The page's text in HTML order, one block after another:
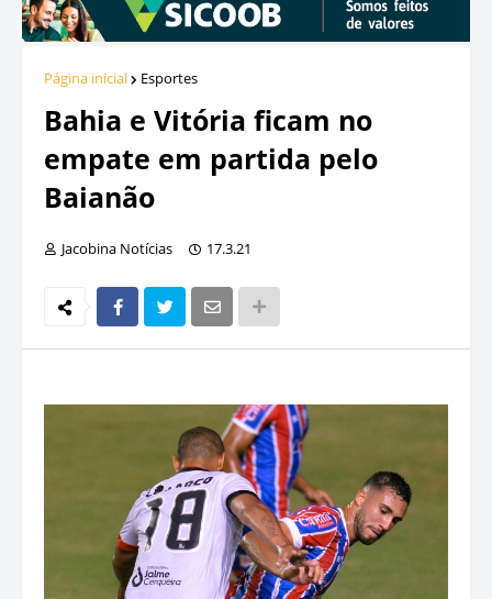
Página inicial Esportes
Bahia e Vitória ficam no
empate em partida pelo
Baianão
Jacobina Notícias 17.3.21